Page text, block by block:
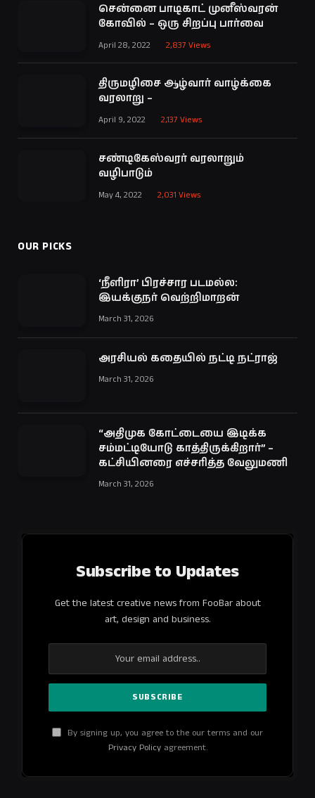
சென்னை பாடிகாட் முனீஸ்வரன்
கோவில் – ஒரு சிறப்பு பார்வை
April 28, 2022 2,837 Views
திருமழிசை ஆழ்வார் வாழ்க்கை
வரலாறு –
April 9, 2022 2,137 Views
சண்டிகேஸ்வரர் வரலாறும்
வழிபாடும்
May 4, 2022 2,031 Views
OUR PICKS
‘நீளிரா’ பிரச்சார படமல்ல:
இயக்குநர் வெற்றிமாறன்
March 31, 2026
அரசியல் கதையில் நட்டி நட்ராஜ்
March 31, 2026
“அதிமுக கோட்டையை இடிக்க
சம்மட்டியோடு காத்திருக்கிறார்” –
கட்சியினரை எச்சரித்த வேலுமணி
March 31, 2026
Subscribe to Updates
Get the latest creative news from FooBar about
art, design and business.
By signing up, you agree to the our terms and our
Privacy Policyagreement.